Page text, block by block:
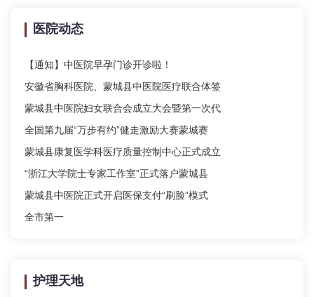
医院动态
【通知】中医院早孕门诊开诊啦！
安徽省胸科医院、蒙城县中医院医疗联合体签
蒙城县中医院妇女联合会成立大会暨第一次代
全国第九届“万步有约”健走激励大赛蒙城赛
蒙城县康复医学科医疗质量控制中心正式成立
“浙江大学院士专家工作室”正式落户蒙城县
蒙城县中医院正式开启医保支付“刷脸”模式
全市第一
护理天地